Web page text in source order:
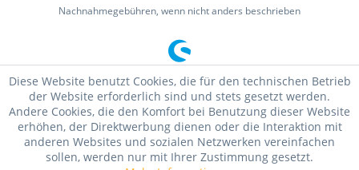
Nachnahmegebühren, wenn nicht anders beschrieben
Diese Website benutzt Cookies, die für den technischen Betrieb
der Website erforderlich sind und stets gesetzt werden.
Andere Cookies, die den Komfort bei Benutzung dieser Website
erhöhen, der Direktwerbung dienen oder die Interaktion mit
anderen Websites und sozialen Netzwerken vereinfachen
sollen, werden nur mit Ihrer Zustimmung gesetzt.